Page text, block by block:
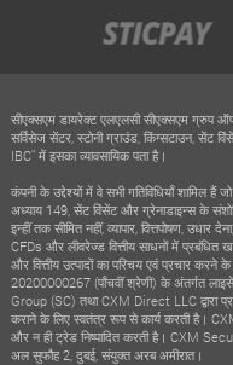
सीएक्सएम डायरेक्ट एलएलसी सीएक्सएम ग्रुप
सर्विसेज सेंटर, स्टोनी ग्राउंड, किंग्सटाउन, सेंट
IBC" में इसका व्यावसायिक पता है।
कंपनी के उद्देश्यों में वे सभी गतिविधियाँ शामिल हैं
अध्याय 149, सेंट विंसेंट और ग्रेनाडाइन्स के
इन्हीं तक सीमित नहीं, व्यापार, वित्तपोषण,
CFDs और लीवरेज्ड वित्तीय साधनों में प्रबंधित
और वित्तीय उत्पादों का परिचय एवं प्रचार करने
20200000267 (पाँचवीं श्रेणी) के अंतर्गत
Group (SC) तथा CXM Direct LLC द्वारा
कराने के लिए स्वतंत्र रूप से कार्य करती है।
और न ही ट्रेड निष्पादित करती है। CXM
अल सुफौह 2, दुबई, संयुक्त अरब अमीरात।